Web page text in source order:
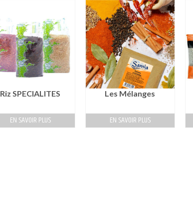
Riz SPECIALITES
EN SAVOIR PLUS
Les Mélanges
EN SAVOIR PLUS